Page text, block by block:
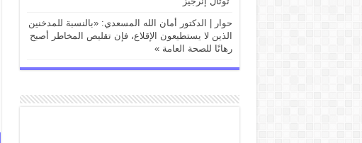
حوار | الدكتور أمان الله المسعدي: «بالنسبة للمدخنين
الذين لا يستطيعون الإقلاع، فإن تقليص المخاطر أصبح
رهانًا للصحة العامة »